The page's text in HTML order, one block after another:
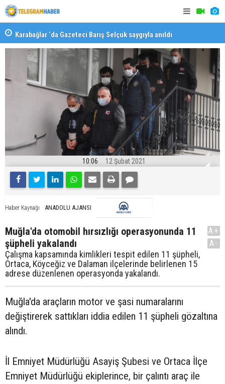
Karabağlar ‘da Gazeteci Barış Selçuk saygıyla anıldı
10:06 12 Şubat 2021
Haber Kaynağı ANADOLU AJANSI
Muğla'da otomobil hırsızlığı operasyonunda 11
şüpheli yakalandı
Çalışma kapsamında kimlikleri tespit edilen 11 şüpheli,
Ortaca, Köyceğiz ve Dalaman ilçelerinde belirlenen 15
adrese düzenlenen operasyonda yakalandı.
A+
A-
Muğla'da araçların motor ve şasi numaralarını
değiştirerek sattıkları iddia edilen 11 şüpheli gözaltına
alındı.
İl Emniyet Müdürlüğü Asayiş Şubesi ve Ortaca İlçe
Emniyet Müdürlüğü ekiplerince, bir çalıntı araç ile